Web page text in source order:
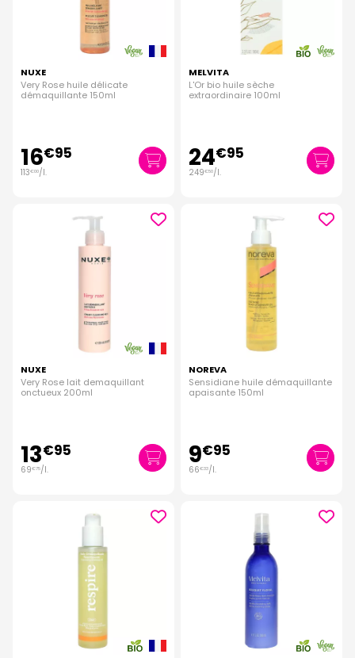
NUXE
Very Rose huile délicate
démaquillante 150ml
16€95
113€00/l.
MELVITA
L'Or bio huile sèche
extraordinaire 100ml
24€95
249€50/l.
NUXE
Very Rose lait demaquillant
onctueux 200ml
13€95
69€75/l.
NOREVA
Sensidiane huile démaquillante
apaisante 150ml
9€95
66€33/l.